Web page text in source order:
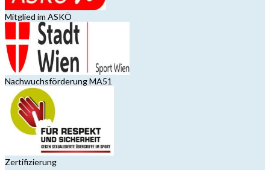
Mitglied im ASKÖ
Nachwuchsförderung MA51
Zertifizierung